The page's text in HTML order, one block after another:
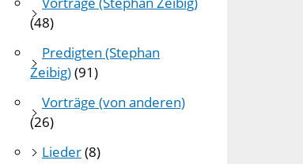
(48)
Predigten (Stephan
Zeibig)(91)
Vorträge (von anderen)
(26)
Lieder(8)